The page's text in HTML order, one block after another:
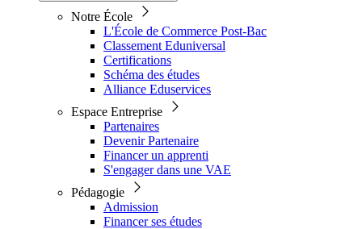
Notre École
L'École de Commerce Post-Bac
Classement Eduniversal
Certifications
Schéma des études
Alliance Eduservices
Espace Entreprise
Partenaires
Devenir Partenaire
Financer un apprenti
S'engager dans une VAE
Pédagogie
Admission
Financer ses études